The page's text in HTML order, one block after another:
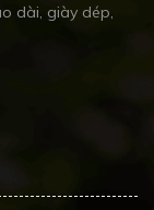
dài, giày dép,